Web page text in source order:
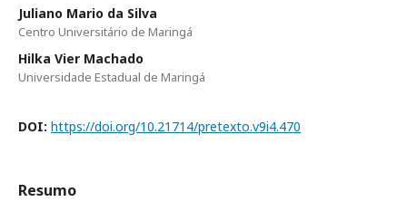
Juliano Mario da Silva
Centro Universitário de Maringá
Hilka Vier Machado
Universidade Estadual de Maringá
DOI: https://doi.org/10.21714/pretexto.v9i4.470
Resumo